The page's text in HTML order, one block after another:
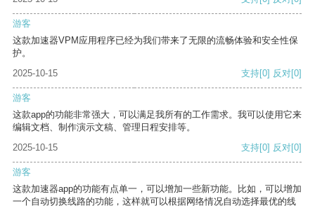
游客
这款加速器VPM应用程序已经为我们带来了无限的流畅体验和安全性保
护。
2025-10-15
支持[0] 反对[0]
游客
这款app的功能非常强大，可以满足我所有的工作需求。我可以使用它来
编辑文档、制作演示文稿、管理日程安排等。
2025-10-15
支持[0] 反对[0]
游客
这款加速器app的功能有点单一，可以增加一些新功能。比如，可以增加
一个自动切换线路的功能，这样就可以根据网络情况自动选择最优的线